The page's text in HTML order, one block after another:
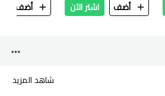
أضف
اشتر الآن
أضف
شاهد المزيد